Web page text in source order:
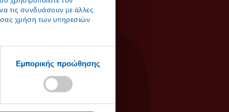
τις συνδυάσουν με άλλες
σας χρήση των υπηρεσιών
Εμπορικής προώθησης
πηλού ή με χαρτί
κατά 10 cm και στις δύο
μια σατέν κορδέλα - κατά